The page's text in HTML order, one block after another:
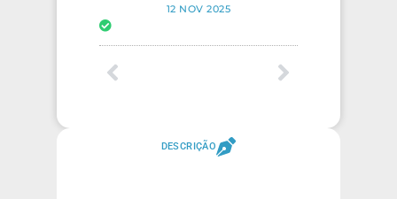
12 NOV 2025
DESCRIÇÃO